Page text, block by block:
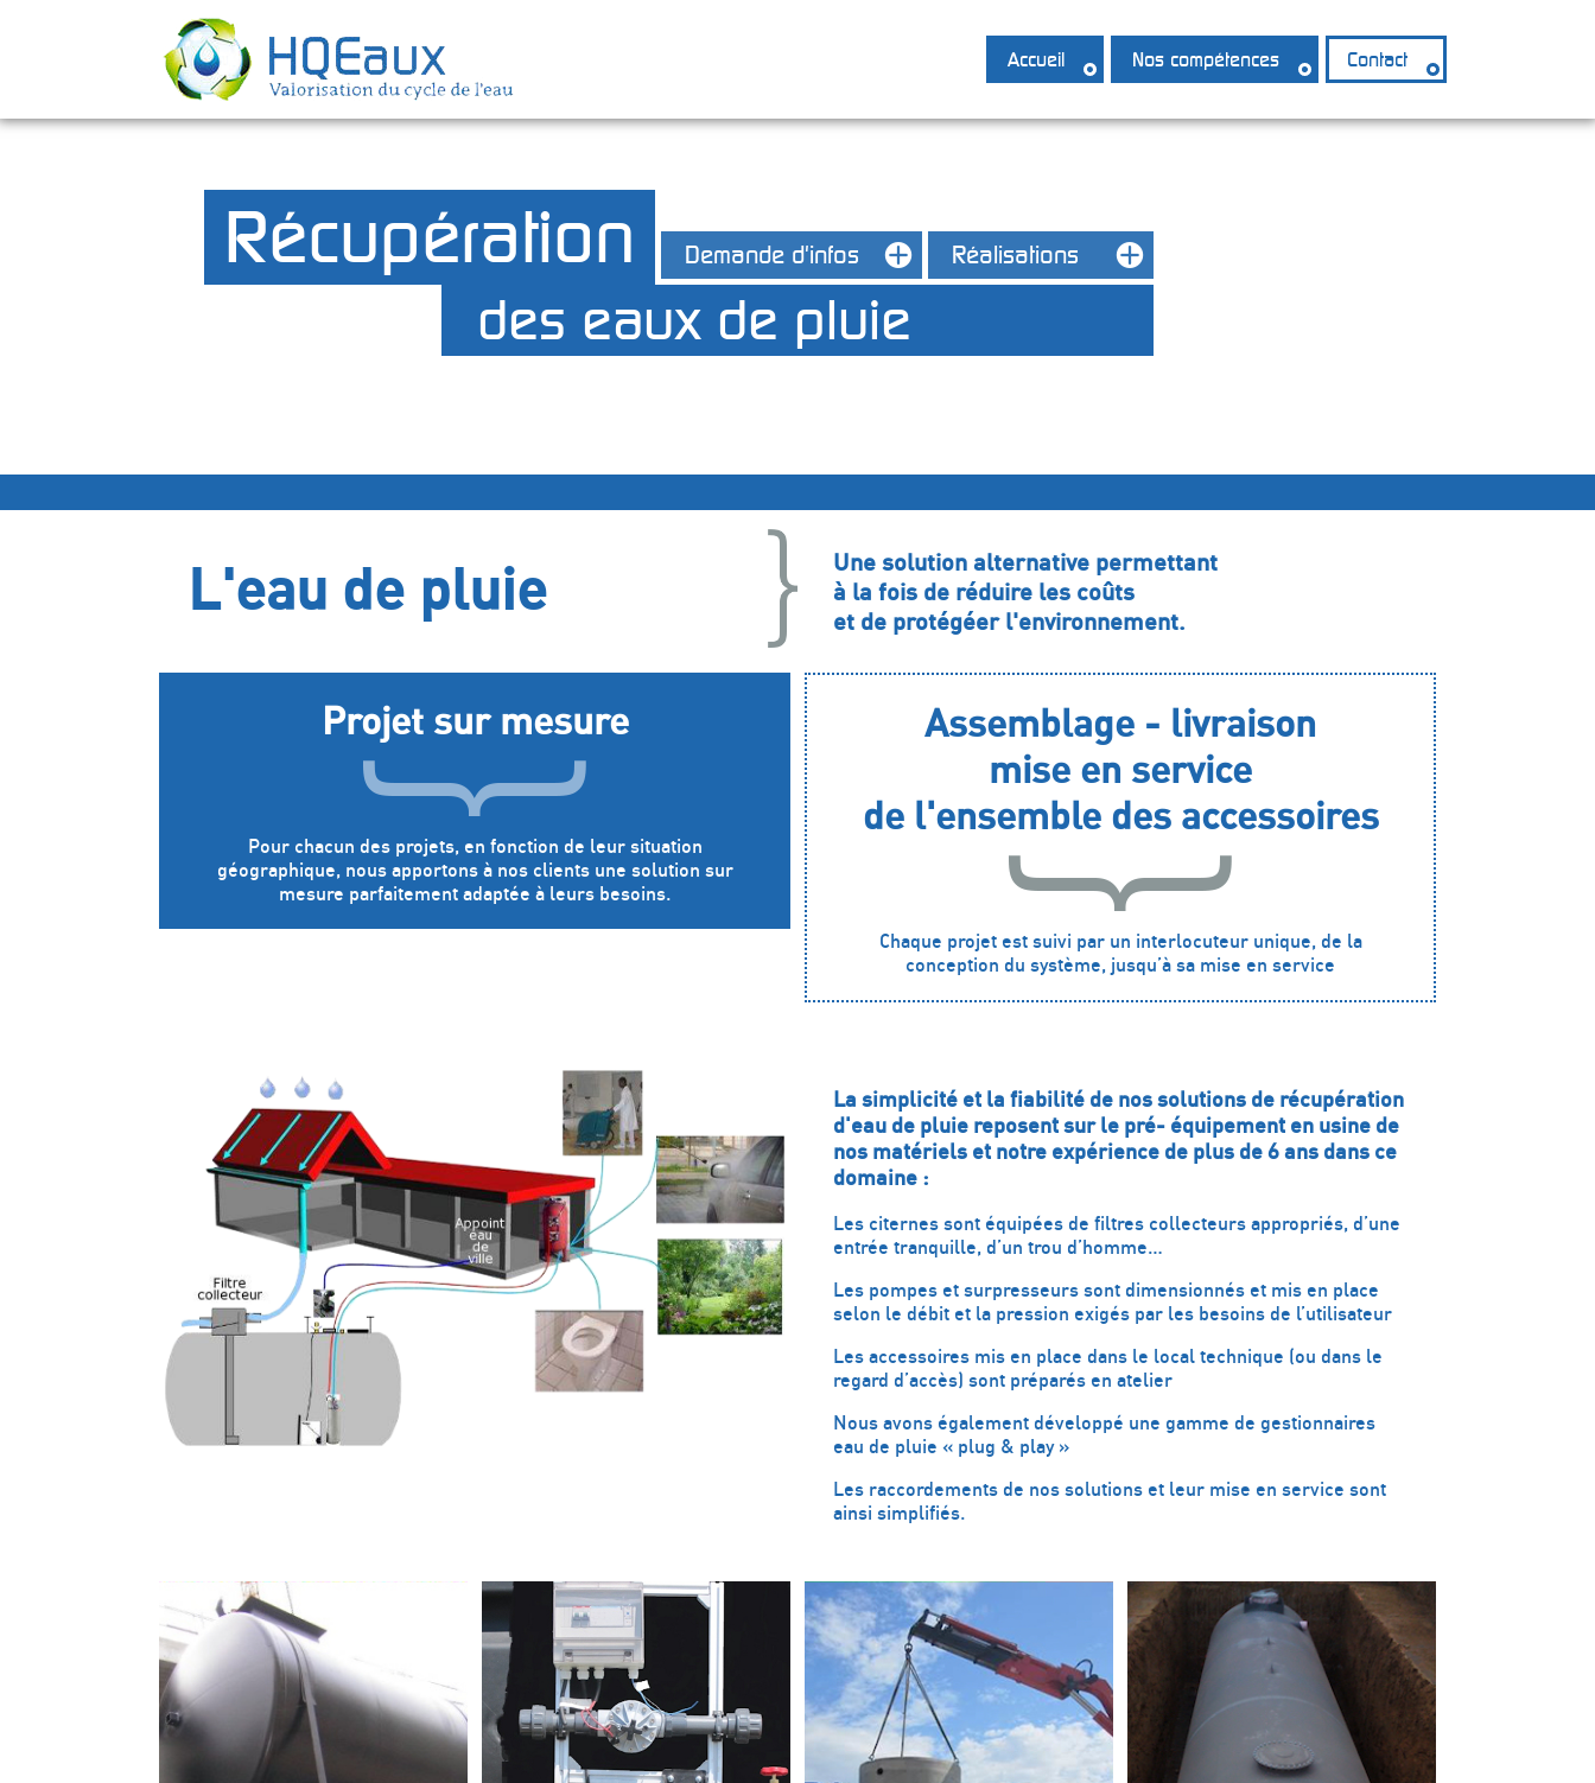
Contact
Nos compétences
Accueil
Récupération
des eaux de pluie
Demande d'infos X Réalisations X
L'eau de pluie
Une solution alternative permettant
à la fois de réduire les coûts
et de protégéer l'environnement.
Projet sur mesure
Pour chacun des projets, en fonction de leur situation
géographique, nous apportons à nos clients une solution sur
mesure parfaitement adaptée à leurs besoins.
Assemblage - livraison
mise en service
de l'ensemble des accessoires
Chaque projet est suivi par un interlocuteur unique, de la
conception du système, jusqu’à sa mise en service
La simplicité et la fiabilité de nos solutions de récupération
d'eau de pluie reposent sur le pré- équipement en usine de
nos matériels et notre expérience de plus de 6 ans dans ce
domaine :
Les citernes sont équipées de filtres collecteurs appropriés, d’une
entrée tranquille, d’un trou d’homme…
Les pompes et surpresseurs sont dimensionnés et mis en place
selon le débit et la pression exigés par les besoins de l’utilisateur
Les accessoires mis en place dans le local technique (ou dans le
regard d’accès) sont préparés en atelier
Nous avons également développé une gamme de gestionnaires
eau de pluie « plug & play »
Les raccordements de nos solutions et leur mise en service sont
ainsi simplifiés.